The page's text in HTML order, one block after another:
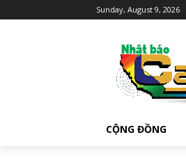
Sunday, August 9, 2026
CỘNG ĐỒNG